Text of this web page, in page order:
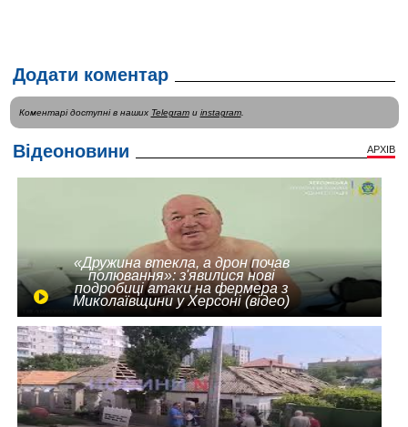
Додати коментар
Коментарі доступні в наших Telegramи instagram.
Відеоновини АРХІВ
«Дружина втекла, а дрон почав
полювання»: з'явилися нові
подробиці атаки на фермера з
Миколаївщини у Херсоні (відео)